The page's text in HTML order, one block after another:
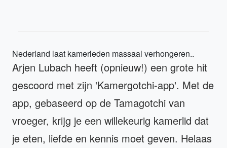
Nederland laat kamerleden massaal verhongeren..
Arjen Lubach heeft (opnieuw!) een grote hit
gescoord met zijn 'Kamergotchi-app'. Met de
app, gebaseerd op de Tamagotchi van
vroeger, krijg je een willekeurig kamerlid dat
je eten, liefde en kennis moet geven. Helaas